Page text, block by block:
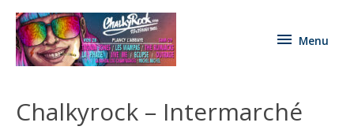
Menu
Chalkyrock – Intermarché